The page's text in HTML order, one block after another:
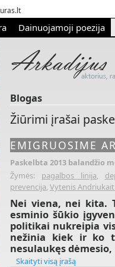
Dainuojamoji poezija
Blogas
Žiūrimi įrašai
EMIGRUOSIME
Paskelbta 2013 balandžio
Žymės: pagalbos linija,
prevencija, Vytenis
Nei viena, nei kita.
esminio šūkio
politikai nukreipia
nežinia kiek ir ko
nesulaukęs
Skaityti visą įrašą